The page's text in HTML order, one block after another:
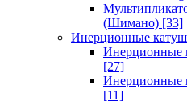
(Шимано) [33]
Инерционные
Инерционные
[27]
Инерционные
[11]